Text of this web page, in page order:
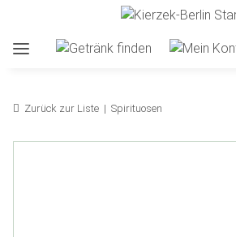
Zurück zur Liste Spirituosen